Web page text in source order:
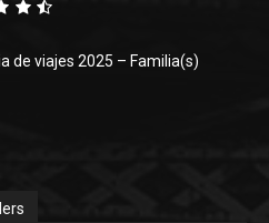
de viajes 2025 – Familia(s)